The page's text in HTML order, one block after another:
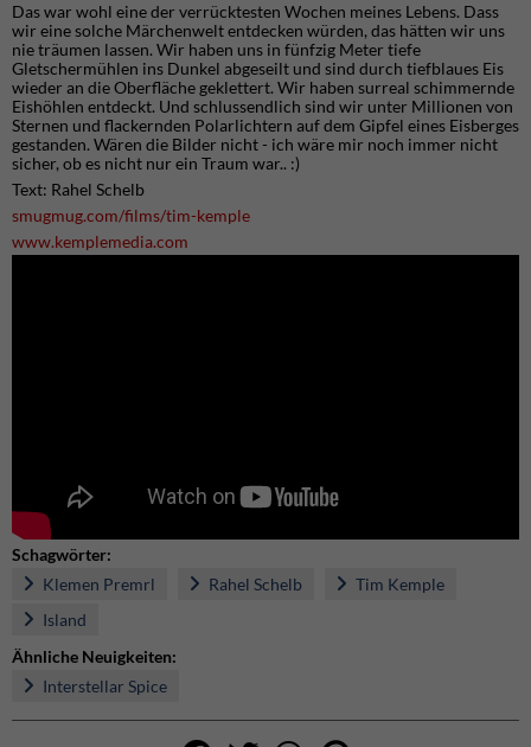
Das war wohl eine der verrücktesten Wochen meines Lebens. Dass
wir eine solche Märchenwelt entdecken würden, das hätten wir uns
nie träumen lassen. Wir haben uns in fünfzig Meter tiefe
Gletschermühlen ins Dunkel abgeseilt und sind durch tiefblaues Eis
wieder an die Oberfläche geklettert. Wir haben surreal schimmernde
Eishöhlen entdeckt. Und schlussendlich sind wir unter Millionen von
Sternen und flackernden Polarlichtern auf dem Gipfel eines Eisberges
gestanden. Wären die Bilder nicht - ich wäre mir noch immer nicht
sicher, ob es nicht nur ein Traum war.. :)
Text: Rahel Schelb
smugmug.com/films/tim-kemple
www.kemplemedia.com
Schagwörter:
Klemen Premrl
Rahel Schelb
Tim Kemple
Island
Ähnliche Neuigkeiten:
Interstellar Spice